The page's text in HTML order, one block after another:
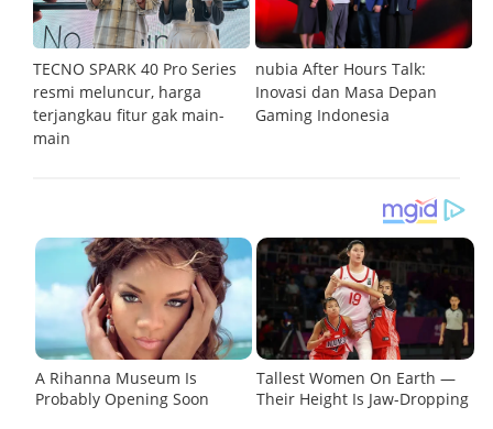
TECNO SPARK 40 Pro Series
resmi meluncur, harga
terjangkau fitur gak main-
main
nubia After Hours Talk:
Inovasi dan Masa Depan
Gaming Indonesia